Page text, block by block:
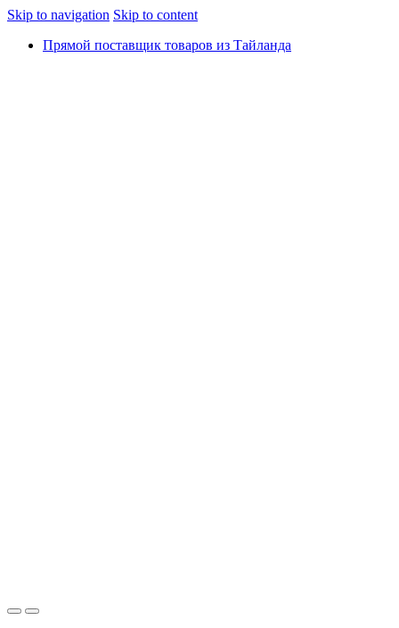
Skip to navigation Skip to content
Прямой поставщик товаров из Тайланда